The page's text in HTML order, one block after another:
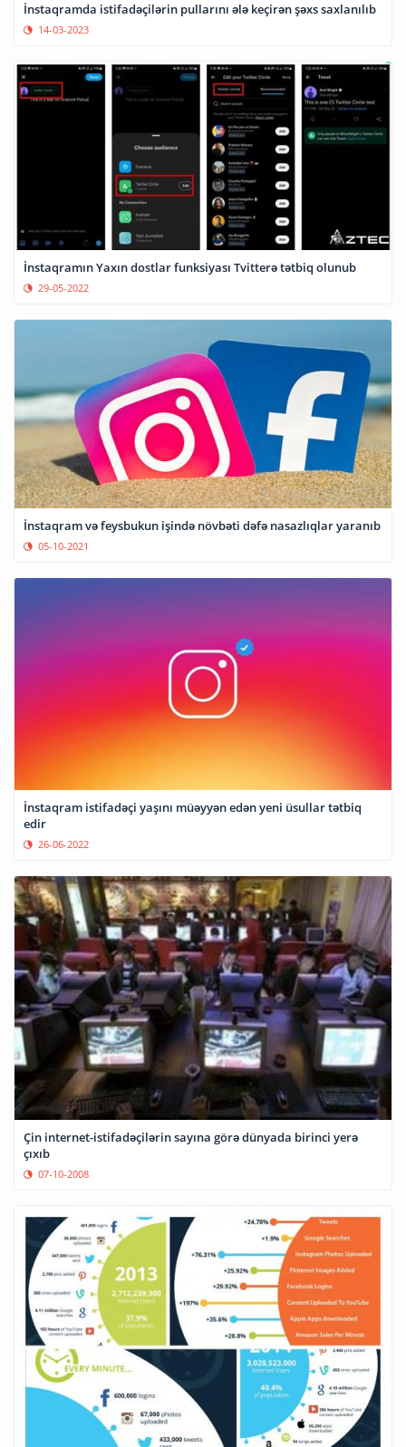
İnstaqramda istifadəçilərin pullarını ələ keçirən şəxs saxlanılıb
14-03-2023
İnstaqramın Yaxın dostlar funksiyası Tvitterə tətbiq olunub
29-05-2022
İnstaqram və feysbukun işində növbəti dəfə nasazlıqlar yaranıb
05-10-2021
İnstaqram istifadəçi yaşını müəyyən edən yeni üsullar tətbiq
edir
26-06-2022
Çin internet-istifadəçilərin sayına görə dünyada birinci yerə
çıxıb
07-10-2008